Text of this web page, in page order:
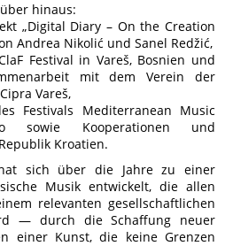
hinaus:
„Digital Diary – On the Creation
Andrea Nikolić und Sanel Redžić,
Festival in Vareš, Bosnien und
mit dem Verein der
Vareš,
Festivals Mediterranean Music
sowie Kooperationen und
Kroatien.
hat sich über die Jahre zu einer
Musik entwickelt, die allen
relevanten gesellschaftlichen
— durch die Schaffung neuer
einer Kunst, die keine Grenzen